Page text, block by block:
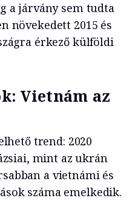
a járvány sem tudta
növekedett 2015 és
érkező külföldi
Vietnám az
trend: 2020
mint az ukrán
a vietnámi és
száma emelkedik.